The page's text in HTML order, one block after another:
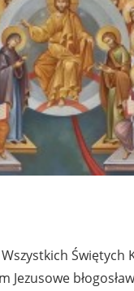
Świętych
Jezusowe